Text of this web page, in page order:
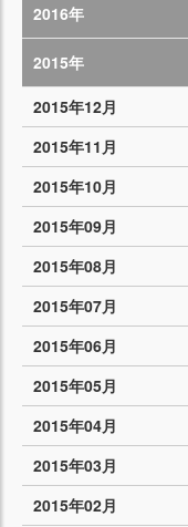
2016年
2015年
2015年12月
2015年11月
2015年10月
2015年09月
2015年08月
2015年07月
2015年06月
2015年05月
2015年04月
2015年03月
2015年02月